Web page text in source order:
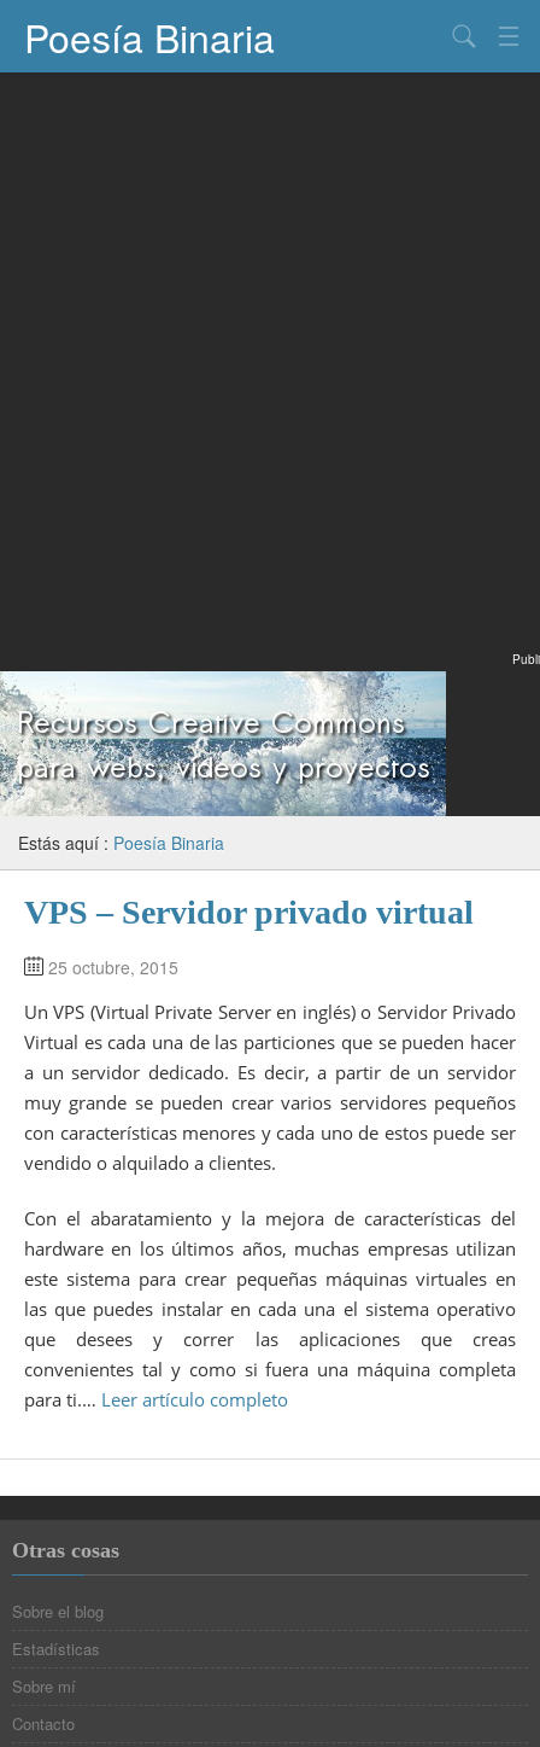
Poesía Binaria
Publi
Estás aquí : Poesía Binaria
VPS – Servidor privado virtual
25 octubre, 2015
Un VPS (Virtual Private Server en inglés) o Servidor Privado
Virtual es cada una de las particiones que se pueden hacer
a un servidor dedicado. Es decir, a partir de un servidor
muy grande se pueden crear varios servidores pequeños
con características menores y cada uno de estos puede ser
vendido o alquilado a clientes.
Con el abaratamiento y la mejora de características del
hardware en los últimos años, muchas empresas utilizan
este sistema para crear pequeñas máquinas virtuales en
las que puedes instalar en cada una el sistema operativo
que desees y correr las aplicaciones que creas
convenientes tal y como si fuera una máquina completa
para ti.… Leer artículo completo
Otras cosas
Sobre el blog
Estadísticas
Sobre mí
Contacto